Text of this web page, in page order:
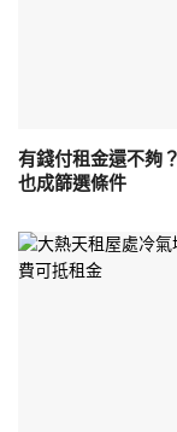
有錢付租金還不夠
也成篩選條件